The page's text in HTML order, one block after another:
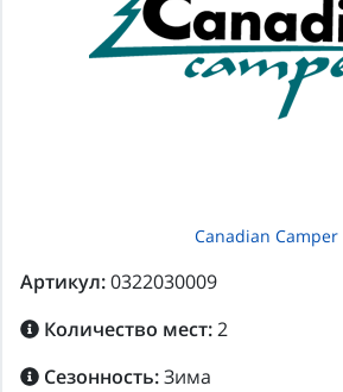
Canadian Camper
Артикул:0322030009
Количество мест:2
Сезонность:Зима